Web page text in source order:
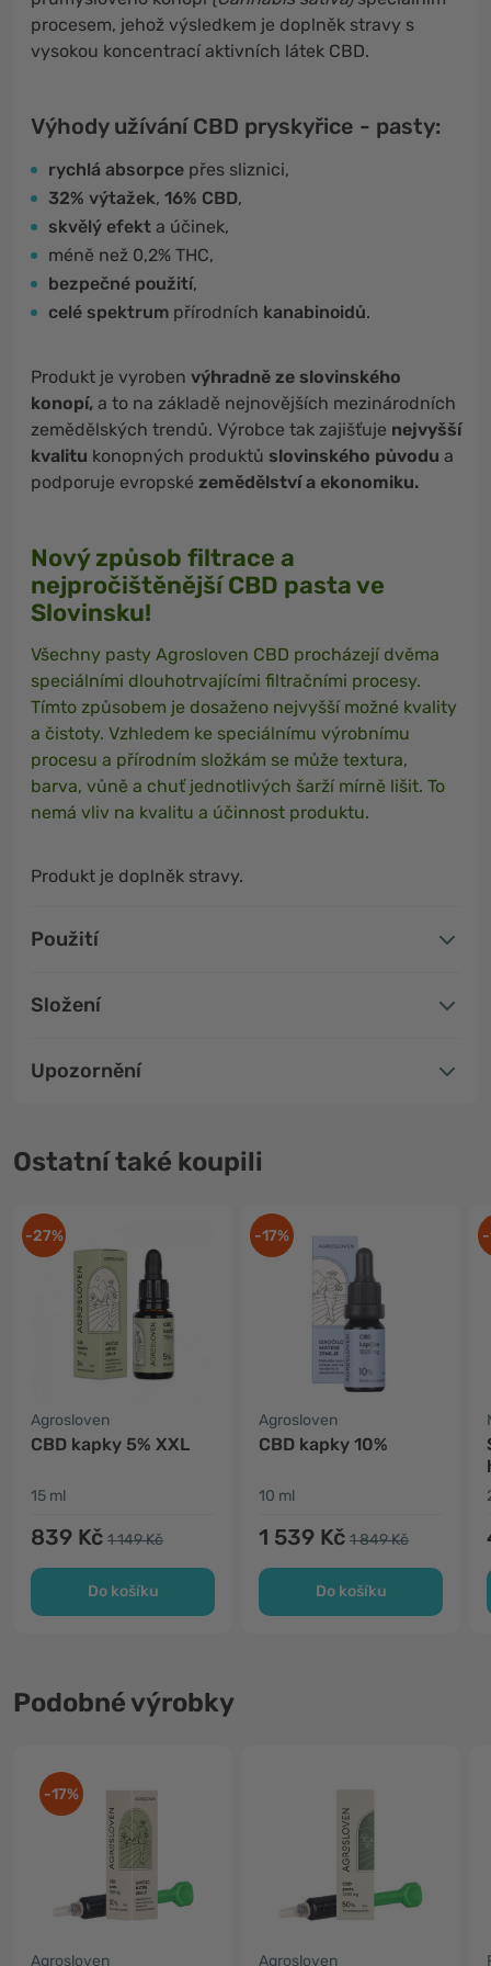
procesem, jehož výsledkem je doplněk stravy s
vysokou koncentrací aktivních látek CBD.
Výhody užívání CBD pryskyřice - pasty:
rychlá absorpce přes sliznici,
32% výtažek, 16% CBD,
skvělý efekt a účinek,
méně než 0,2% THC,
bezpečné použití,
celé spektrum přírodních kanabinoidů.
Produkt je vyroben výhradně ze slovinského
konopí, a to na základě nejnovějších mezinárodních
zemědělských trendů. Výrobce tak zajišťuje nejvyšší
kvalitu konopných produktů slovinského původu a
podporuje evropské zemědělství a ekonomiku.
Nový způsob filtrace a
nejpročištěnější CBD pasta ve
Slovinsku!
Všechny pasty Agrosloven CBD procházejí dvěma
speciálními dlouhotrvajícími filtračními procesy.
Tímto způsobem je dosaženo nejvyšší možné kvality
a čistoty. Vzhledem ke speciálnímu výrobnímu
procesu a přírodním složkám se může textura,
barva, vůně a chuť jednotlivých šarží mírně lišit. To
nemá vliv na kvalitu a účinnost produktu.
Produkt je doplněk stravy.
Použití
Složení
Upozornění
Ostatní také koupili
-27%
Agrosloven
CBD kapky 5% XXL
15 ml
839 Kč 1 149 Kč
Do košíku
-17%
Agrosloven
CBD kapky 10%
10 ml
1 539 Kč 1 849 Kč
Do košíku
Podobné výrobky
-17%
Agrosloven Agrosloven